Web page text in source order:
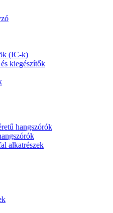
(IC-k)
kiegészítők
hangszórók
alkatrészek